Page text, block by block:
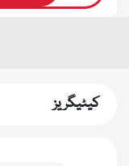
کیٹیگریز